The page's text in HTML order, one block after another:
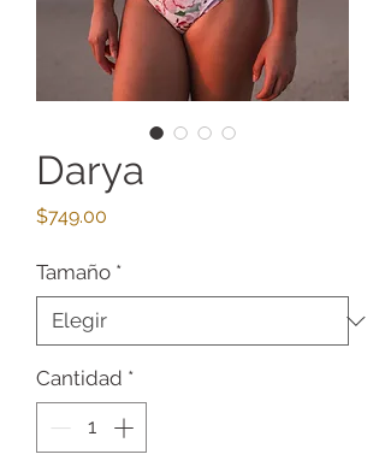
Darya
$749.00
Tamaño *
Cantidad *